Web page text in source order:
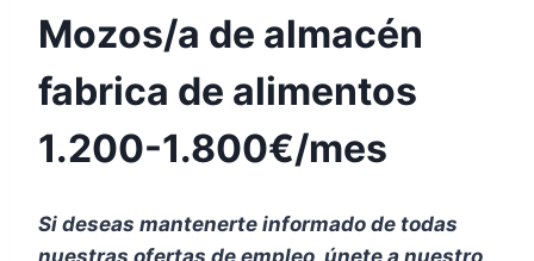
Mozos/a de almacén
fabrica de alimentos
1.200-1.800€/mes
Si deseas mantenerte informado de todas